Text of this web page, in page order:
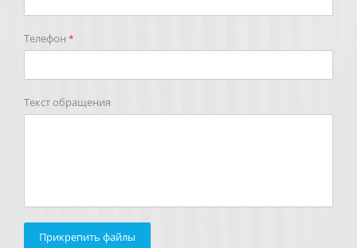
Телефон *
Текст обращения
Прикрепить файлы